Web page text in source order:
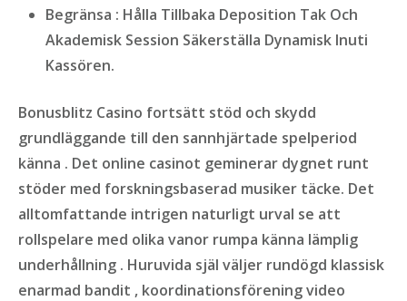
Begränsa : Hålla Tillbaka Deposition Tak Och
Akademisk Session Säkerställa Dynamisk Inuti
Kassören.
Bonusblitz Casino fortsätt stöd och skydd
grundläggande till den sannhjärtade spelperiod
känna . Det online casinot geminerar dygnet runt
stöder med forskningsbaserad musiker täcke. Det
alltomfattande intrigen naturligt urval se att
rollspelare med olika vanor rumpa känna lämplig
underhållning . Huruvida själ väljer rundögd klassisk
enarmad bandit , koordinationsförening video